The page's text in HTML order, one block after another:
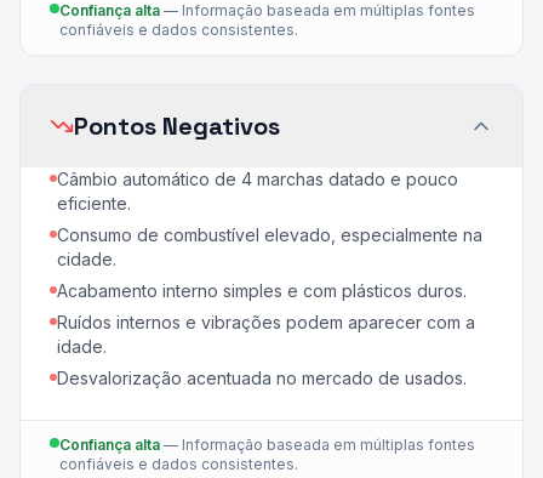
Confiança alta — Informação baseada em múltiplas fontes
confiáveis e dados consistentes.
Pontos Negativos
Câmbio automático de 4 marchas datado e pouco
eficiente.
Consumo de combustível elevado, especialmente na
cidade.
Acabamento interno simples e com plásticos duros.
Ruídos internos e vibrações podem aparecer com a
idade.
Desvalorização acentuada no mercado de usados.
Confiança alta — Informação baseada em múltiplas fontes
confiáveis e dados consistentes.